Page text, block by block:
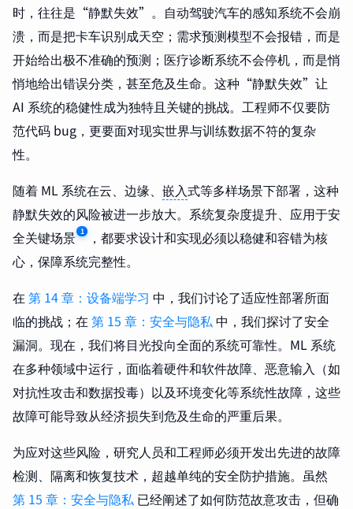
时，往往是“静默失效”。自动驾驶汽车的感知系统不会崩
溃，而是把卡车识别成天空；需求预测模型不会报错，而是
开始给出极不准确的预测；医疗诊断系统不会停机，而是悄
悄地给出错误分类，甚至危及生命。这种“静默失效”让
AI 系统的稳健性成为独特且关键的挑战。工程师不仅要防
范代码 bug，更要面对现实世界与训练数据不符的复杂
性。
随着 ML 系统在云、边缘、 嵌入式等多样场景下部署，这种
静默失效的风险被进一步放大。系统复杂度提升、应用于安
全关键场景 1
，都要求设计和实现必须以稳健和容错为核
心，保障系统完整性。
在 第 14 章：设备端学习 中，我们讨论了适应性部署所面
临的挑战；在 第 15 章：安全与隐私中，我们探讨了安全
漏洞。现在，我们将目光投向全面的系统可靠性。ML 系统
在多种领域中运行，面临着硬件和软件故障、恶意输入（如
对抗性攻击和数据投毒）以及环境变化等系统性故障，这些
故障可能导致从经济损失到危及生命的严重后果。
为应对这些风险，研究人员和工程师必须开发出先进的故障
检测、隔离和恢复技术，超越单纯的安全防护措施。虽然
第 15 章：安全与隐私 已经阐述了如何防范故意攻击，但确